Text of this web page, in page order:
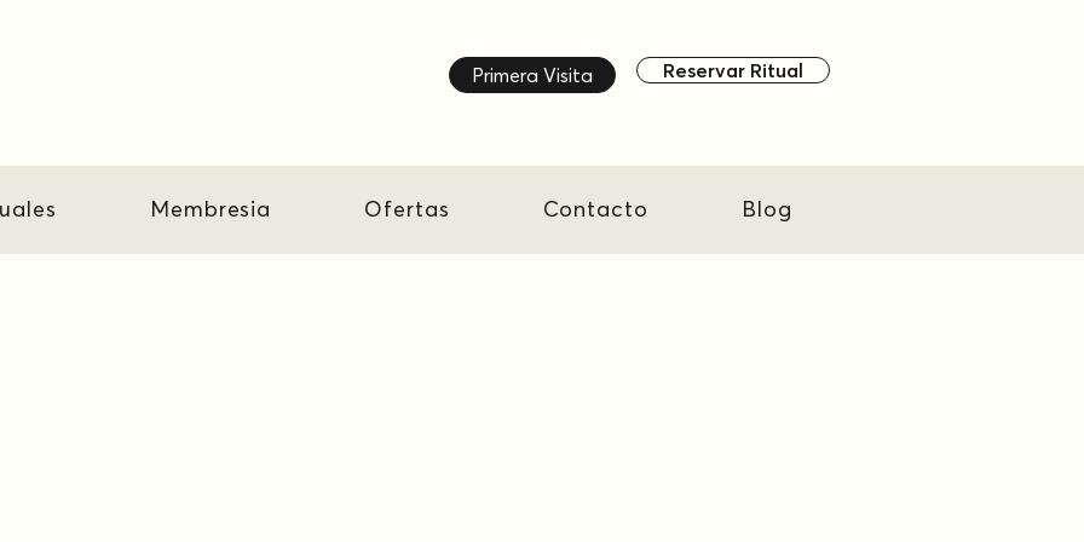
Primera Visita Reservar Ritual
Membresia Ofertas Contacto Blog